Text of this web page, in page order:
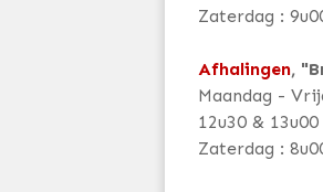
Zaterdag :
Afhalingen,
Maandag -
12u30 &
Zaterdag :